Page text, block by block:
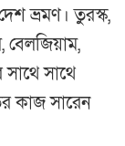
ভ্রমণ। তুরস্ক,
বেলজিয়াম,
সাথে সাথে
কাজ সারেন